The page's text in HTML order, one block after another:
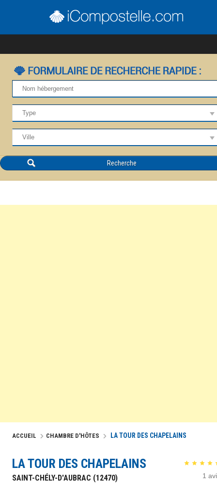
ACCUEIL CHAMBRE D'HÔTES LA TOUR DES CHAPELAINS
1
LA TOUR DES CHAPELAINS
SAINT-CHÉLY-D'AUBRAC (12470)